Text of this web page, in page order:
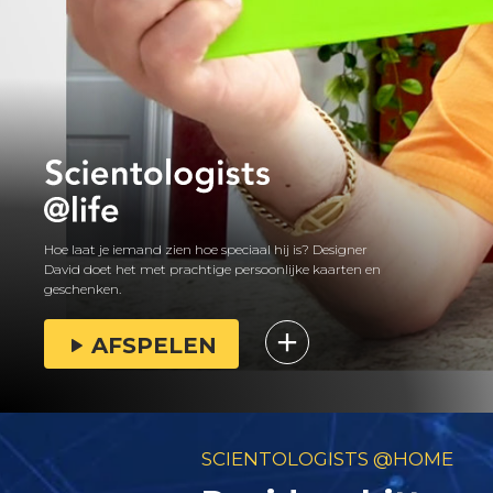
Hoe laat je iemand zien hoe speciaal hij is? Designer
David doet het met prachtige persoonlijke kaarten en
geschenken.
AFSPELEN
SCIENTOLOGISTS @HOME